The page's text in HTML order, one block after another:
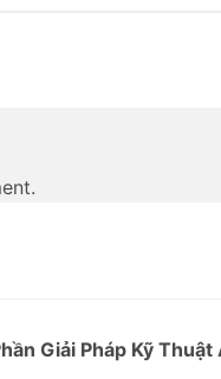
Giải Pháp Kỹ